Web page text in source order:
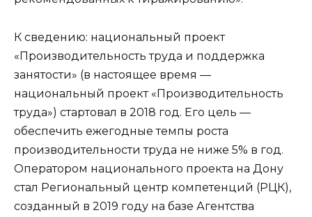
К сведению: национальный проект
«Производительность труда и поддержка
занятости» (в настоящее время —
национальный проект «Производительность
труда») стартовал в 2018 год. Его цель —
обеспечить ежегодные темпы роста
производительности труда не ниже 5% в год.
Оператором национального проекта на Дону
стал Региональный центр компетенций (РЦК),
созданный в 2019 году на базе Агентства